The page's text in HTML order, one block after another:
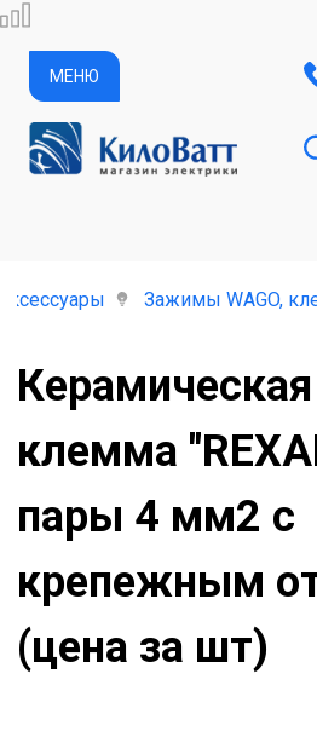
МЕНЮ
Зажимы WAGO,
клемма
пары 4 мм2 с
крепежным
(цена за шт)